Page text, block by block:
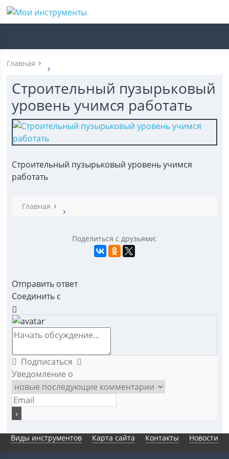
Главная
Строительный пузырьковый
уровень учимся работать
Строительный пузырьковый уровень учимся
работать
Главная
Поделиться с друзьями:
Отправить ответ
Соединить с
Подписаться
Уведомление о
Виды инструментов Карта сайта Контакты Новости